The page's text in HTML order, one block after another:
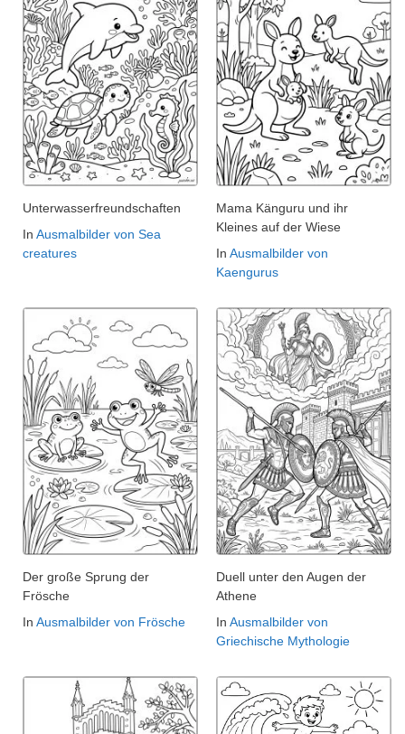
Unterwasserfreundschaften
In Ausmalbilder von Sea
creatures
Mama Känguru und ihr
Kleines auf der Wiese
In Ausmalbilder von
Kaengurus
Der große Sprung der
Frösche
In Ausmalbilder von Frösche
Duell unter den Augen der
Athene
In Ausmalbilder von
Griechische Mythologie